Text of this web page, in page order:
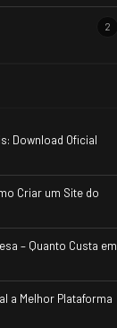
2
Download Oficial
Criar um Site do
– Quanto Custa em
a Melhor Plataforma